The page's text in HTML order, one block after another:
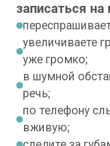
волны во внутреннее
колебаний рождается
волосковые клетки
отправляют сигнал по
в мозг. Сбой на любом
восприятие звуков, и
хуже воспринимать
речь.
Сначала страдают
На них держатся глухие
Ш, Щ, Ч. Гласные слышны,
пропадают, и слово